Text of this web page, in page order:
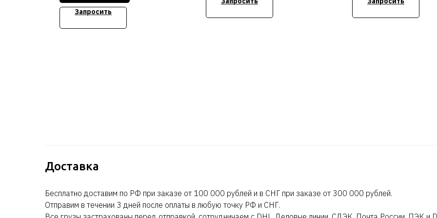
Запросить
(2x 32Гб) 2666МГц DR RDIMM,
PERC H740P, No DVD+/-RW,
SATA Internal, 1.2TB 10K SAS
12Гб/c 2.5 дюйма HP HD,
Доставка
Бесплатно доставим по РФ при заказе от 100 000 рублей и в СНГ при заказе от 300 000 рублей.
Отправим в течении 3 дней после оплаты в любую точку РФ и СНГ.